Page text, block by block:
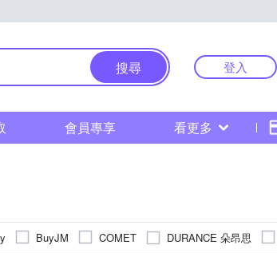
搜尋 登入
會員專享 看更多
BuyJM COMET DURANCE 朵昂思